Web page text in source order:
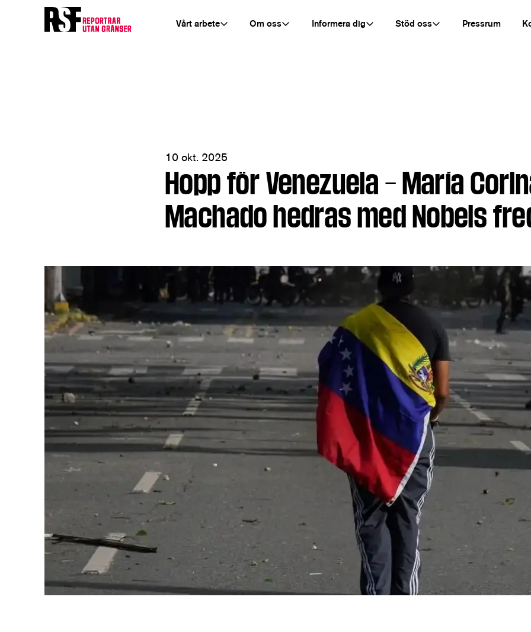
Vårt arbete Om oss Informera dig Stöd oss Pressrum
10 okt. 2025
Hopp för Venezuela – María
Machado hedras med Nobels